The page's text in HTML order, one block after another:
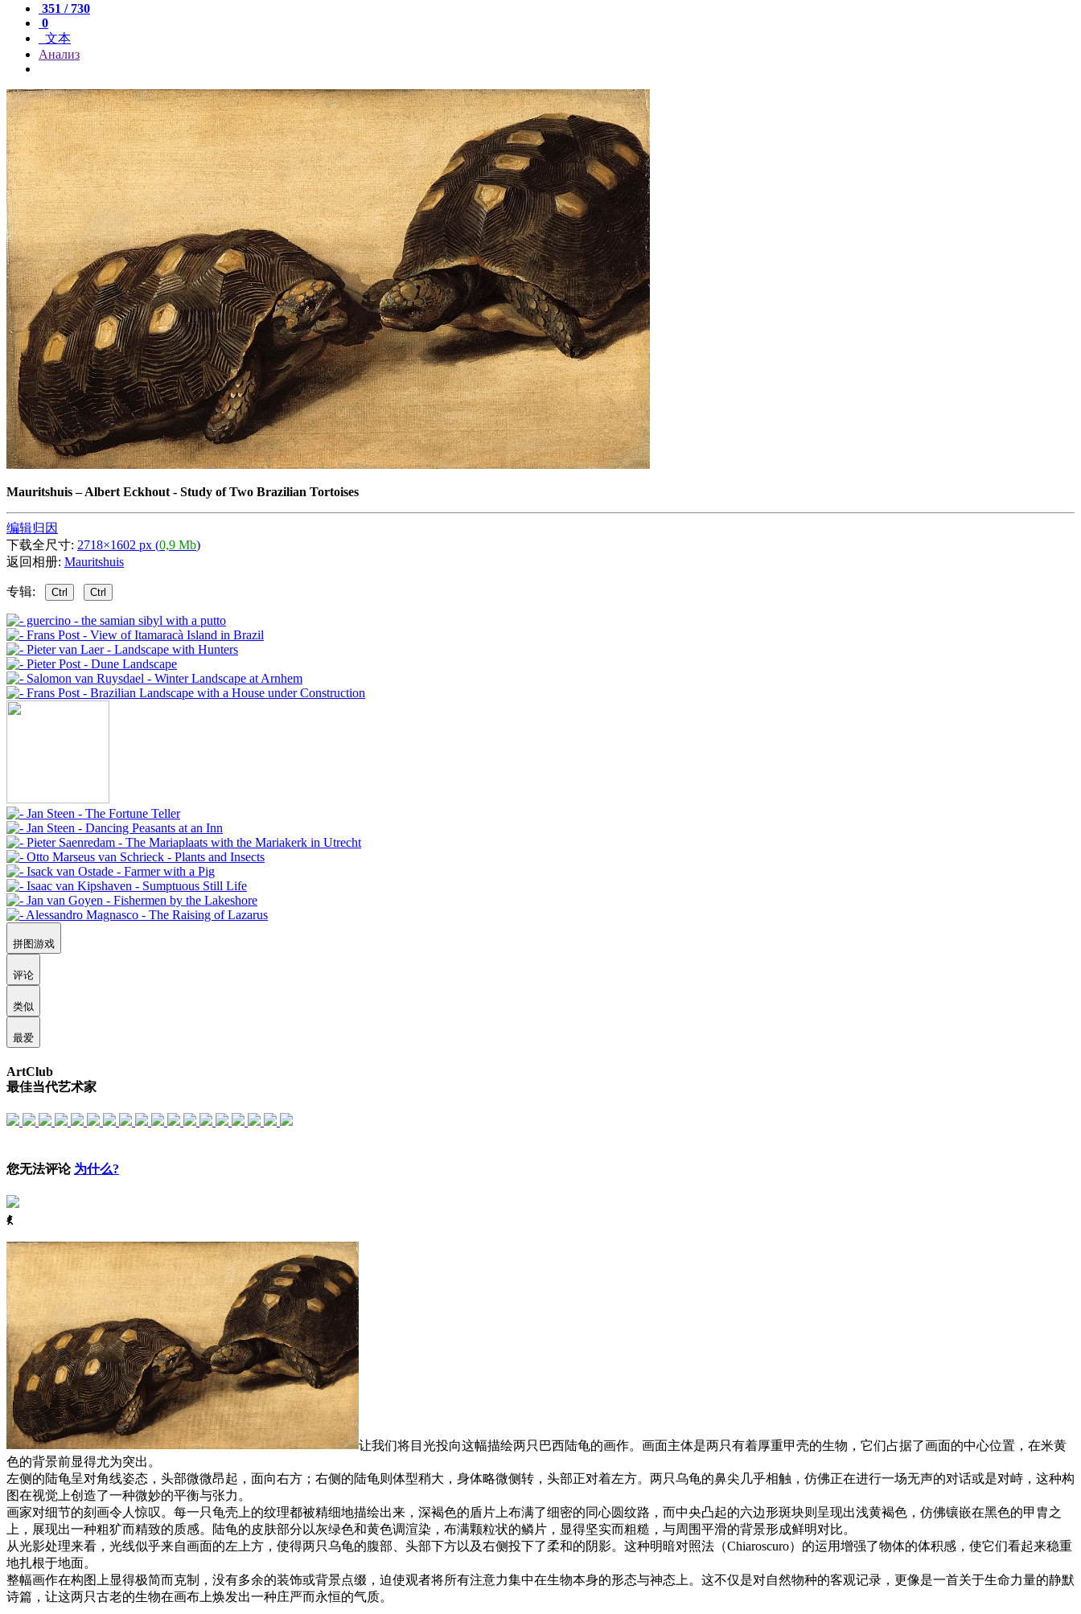
351 / 730
0
文本
Анализ
Mauritshuis–Albert Eckhout - Study of Two Brazilian Tortoises
编辑归因
下载全尺寸: 2718×1602 px (0,9 Mb)
返回相册: Mauritshuis
专辑: Ctrl Ctrl
拼图游戏
评论
类似
最爱
ArtClub
最佳当代艺术家
您无法评论 为什么?
ꈅ
让我们将目光投向这幅描绘两只巴西陆龟的画作。画面主体是两只有着厚重甲壳的生物，它们占据了画面的中心位置，在米黄
色的背景前显得尤为突出。
左侧的陆龟呈对角线姿态，头部微微昂起，面向右方；右侧的陆龟则体型稍大，身体略微侧转，头部正对着左方。两只乌龟的鼻尖几乎相触，仿佛正在进行一场无声的对话或是对峙，这种构
图在视觉上创造了一种微妙的平衡与张力。
画家对细节的刻画令人惊叹。每一只龟壳上的纹理都被精细地描绘出来，深褐色的盾片上布满了细密的同心圆纹路，而中央凸起的六边形斑块则呈现出浅黄褐色，仿佛镶嵌在黑色的甲胄之
上，展现出一种粗犷而精致的质感。陆龟的皮肤部分以灰绿色和黄色调渲染，布满颗粒状的鳞片，显得坚实而粗糙，与周围平滑的背景形成鲜明对比。
从光影处理来看，光线似乎来自画面的左上方，使得两只乌龟的腹部、头部下方以及右侧投下了柔和的阴影。这种明暗对照法（Chiaroscuro）的运用增强了物体的体积感，使它们看起来稳重
地扎根于地面。
整幅画作在构图上显得极简而克制，没有多余的装饰或背景点缀，迫使观者将所有注意力集中在生物本身的形态与神态上。这不仅是对自然物种的客观记录，更像是一首关于生命力量的静默
诗篇，让这两只古老的生物在画布上焕发出一种庄严而永恒的气质。